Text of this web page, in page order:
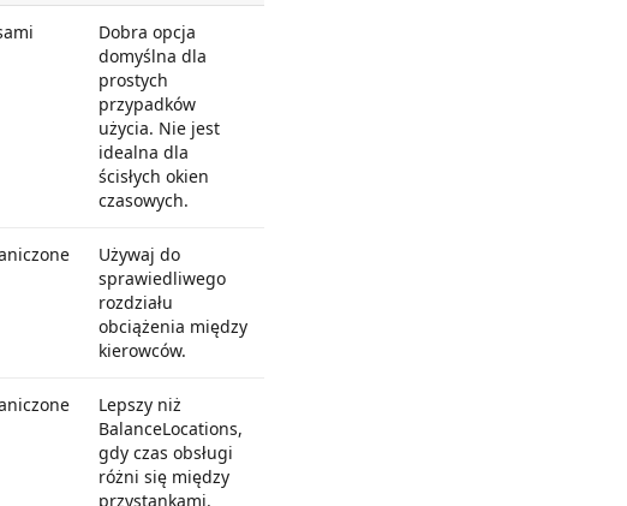
Dobra opcja
domyślna dla
prostych
przypadków
użycia. Nie jest
idealna dla
ścisłych okien
czasowych.
Używaj do
sprawiedliwego
rozdziału
obciążenia między
kierowców.
Lepszy niż
BalanceLocations,
gdy czas obsługi
różni się między
przystankami.